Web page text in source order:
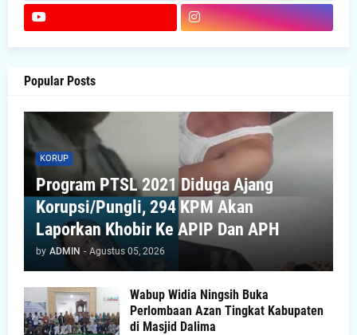
Popular Posts
KORUP
Program PTSL 2021 Diduga Ajang
Korupsi/Pungli, 294 KPM Akan
Laporkan Khobir Ke APIP Dan APH
by ADMIN - Agustus 05, 2026
Wabup Widia Ningsih Buka
Perlombaan Azan Tingkat Kabupaten
di Masjid Dalima